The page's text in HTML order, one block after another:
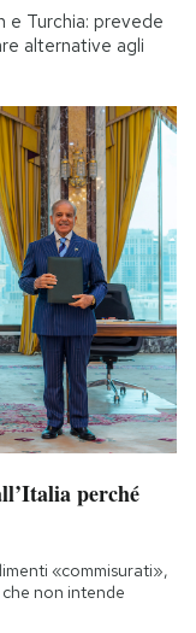
e Turchia: prevede
alternative agli
perché
«commisurati»,
non intende